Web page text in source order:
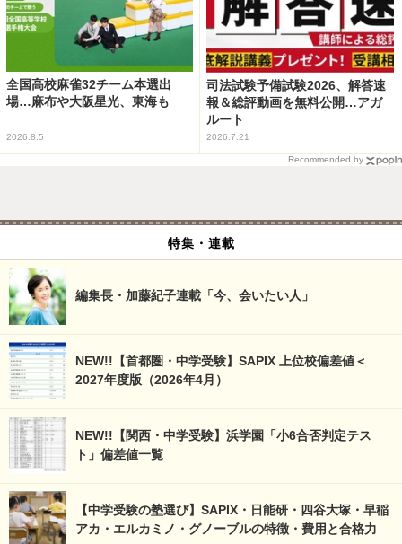
全国高校麻雀32チーム本選出
場…麻布や大阪星光、東海も
2026.8.5
司法試験予備試験2026、解答速
報＆総評動画を無料公開…アガ
ルート
2026.7.21
Recommended by
特集・連載
編集長・加藤紀子連載「今、会いたい人」
NEW!!【首都圏・中学受験】SAPIX 上位校偏差値＜
2027年度版（2026年4月）
NEW!!【関西・中学受験】浜学園「小6合否判定テス
ト」偏差値一覧
【中学受験の塾選び】SAPIX・日能研・四谷大塚・早稲
アカ・エルカミノ・グノーブルの特徴・費用と合格力